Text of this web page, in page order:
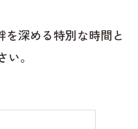
深める特別な時間と
。